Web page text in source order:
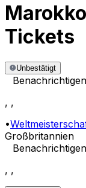
Marokko
Tickets
Unbestätigt
, ,
•
Großbritannien
, ,